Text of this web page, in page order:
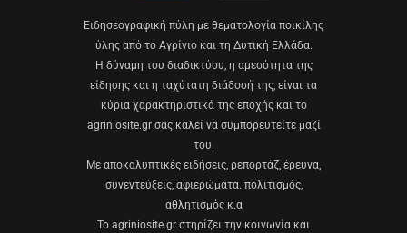
Eιδησεογραφική πύλη με θεματολογία ποικίλης
ύλης από το Αγρίνιο και τη Δυτική Ελλάδα.
Η δύναμη του διαδικτύου, η αμεσότητα της
είδησης και η ταχύτατη διάδοσή της, είναι τα
κύρια χαρακτηριστικά της εποχής και το
agriniosite.gr σας καλεί να συμπορευτείτε μαζί
του.
Με αποκαλυπτικές ειδήσεις, ρεπορτάζ, έρευνα,
συνεντεύξεις, αφιερώματα. πολιτισμός,
αθλητισμός κ.α
Το agriniosite.gr στηρίζει την κοινωνία και